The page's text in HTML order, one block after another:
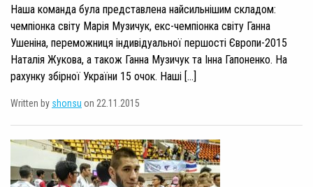
Наша команда була представлена найсильнішим складом:
чемпіонка світу Марія Музичук, екс-чемпіонка світу Ганна
Ушеніна, переможниця індивідуальної першості Європи-2015
Наталія Жукова, а також Ганна Музичук та Інна Гапоненко. На
рахунку збірної України 15 очок. Наші […]
Written by shonsu on 22.11.2015